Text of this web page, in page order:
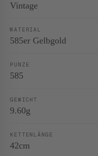
Vintage
MATERIAL
585er Gelbgold
PUNZE
585
GEWICHT
9.60g
KETTENLÄNGE
42cm